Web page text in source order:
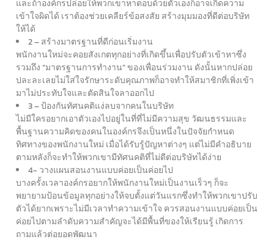
และถ้าองค์กรปล่อยให้พวกเขาหาตอบด้วยตัวเองก็อาจเกิดความ
เข้าใจผิดได้ เราต้องช่วยเคลียร์ข้อสงสัย สร้างมุมมองที่ดีต่อบริษัท
ให้ได้
2 – สร้างมาตรฐานที่ดีก่อนเริ่มงาน
พนักงานใหม่จะคอยสังเกตทุกอย่างที่เกิดขึ้นเพื่อปรับตัวเข้าหาซึ่ง
รวมถึง “มาตรฐานการทำงาน” ของเพื่อนร่วมงาน ดังนั้นหากปล่อย
ปละละเลยไม่ใส่ใจรักษาระดับคุณภาพก็อาจทำให้สมาชิกที่เพิ่งเข้า
มาไม่ประทับใจและตัดสินใจลาออกไป
3 – ป้องกันทัศนคติแง่ลบจากคนในบริษัท
ไม่มีใครอยากเอาตัวเองไปอยู่ในที่ที่ไม่มีความสุข วัฒนธรรมและ
พื้นฐานความคิดของคนในองค์กรจึงเป็นหนึ่งในปัจจัยกำหนด
ทิศทางของพนักงานใหม่ เมื่อได้รับรู้ปัญหาต่างๆ แต่ไม่มีคำอธิบาย
ตามหลังก็จะทำให้พวกเขามีทัศนคติที่ไม่ดีต่อบริษัทได้ง่าย
4- วางแผนสอนงานแบบค่อยเป็นค่อยไป
บางครั้งเวลาองค์กรอยากให้พนักงานใหม่เป็นงานเร็วๆ ก็จะ
พยายามป้อนข้อมูลทุกอย่างให้จบตั้งแต่วันแรกซึ่งทำให้พวกเขาปรับ
ตัวได้ยากเพราะไม่มีเวลาทำความเข้าใจ ควรสอนงานแบบค่อยเป็น
ค่อยไปตามลำดับความสำคัญจะได้มีพื้นที่ของให้เรียนรู้ เกิดการ
ถามแล้วต่อยอดพัฒนา